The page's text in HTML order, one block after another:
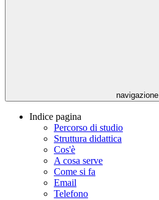
navigazione
Indice pagina
Percorso di studio
Struttura didattica
Cos'è
A cosa serve
Come si fa
Email
Telefono